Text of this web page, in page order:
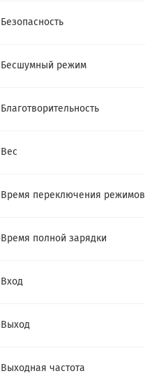
Безопасность
Бесшумный режим
Благотворительность
Вес
Время переключения режимов
Время полной зарядки
Вход
Выход
Выходная частота